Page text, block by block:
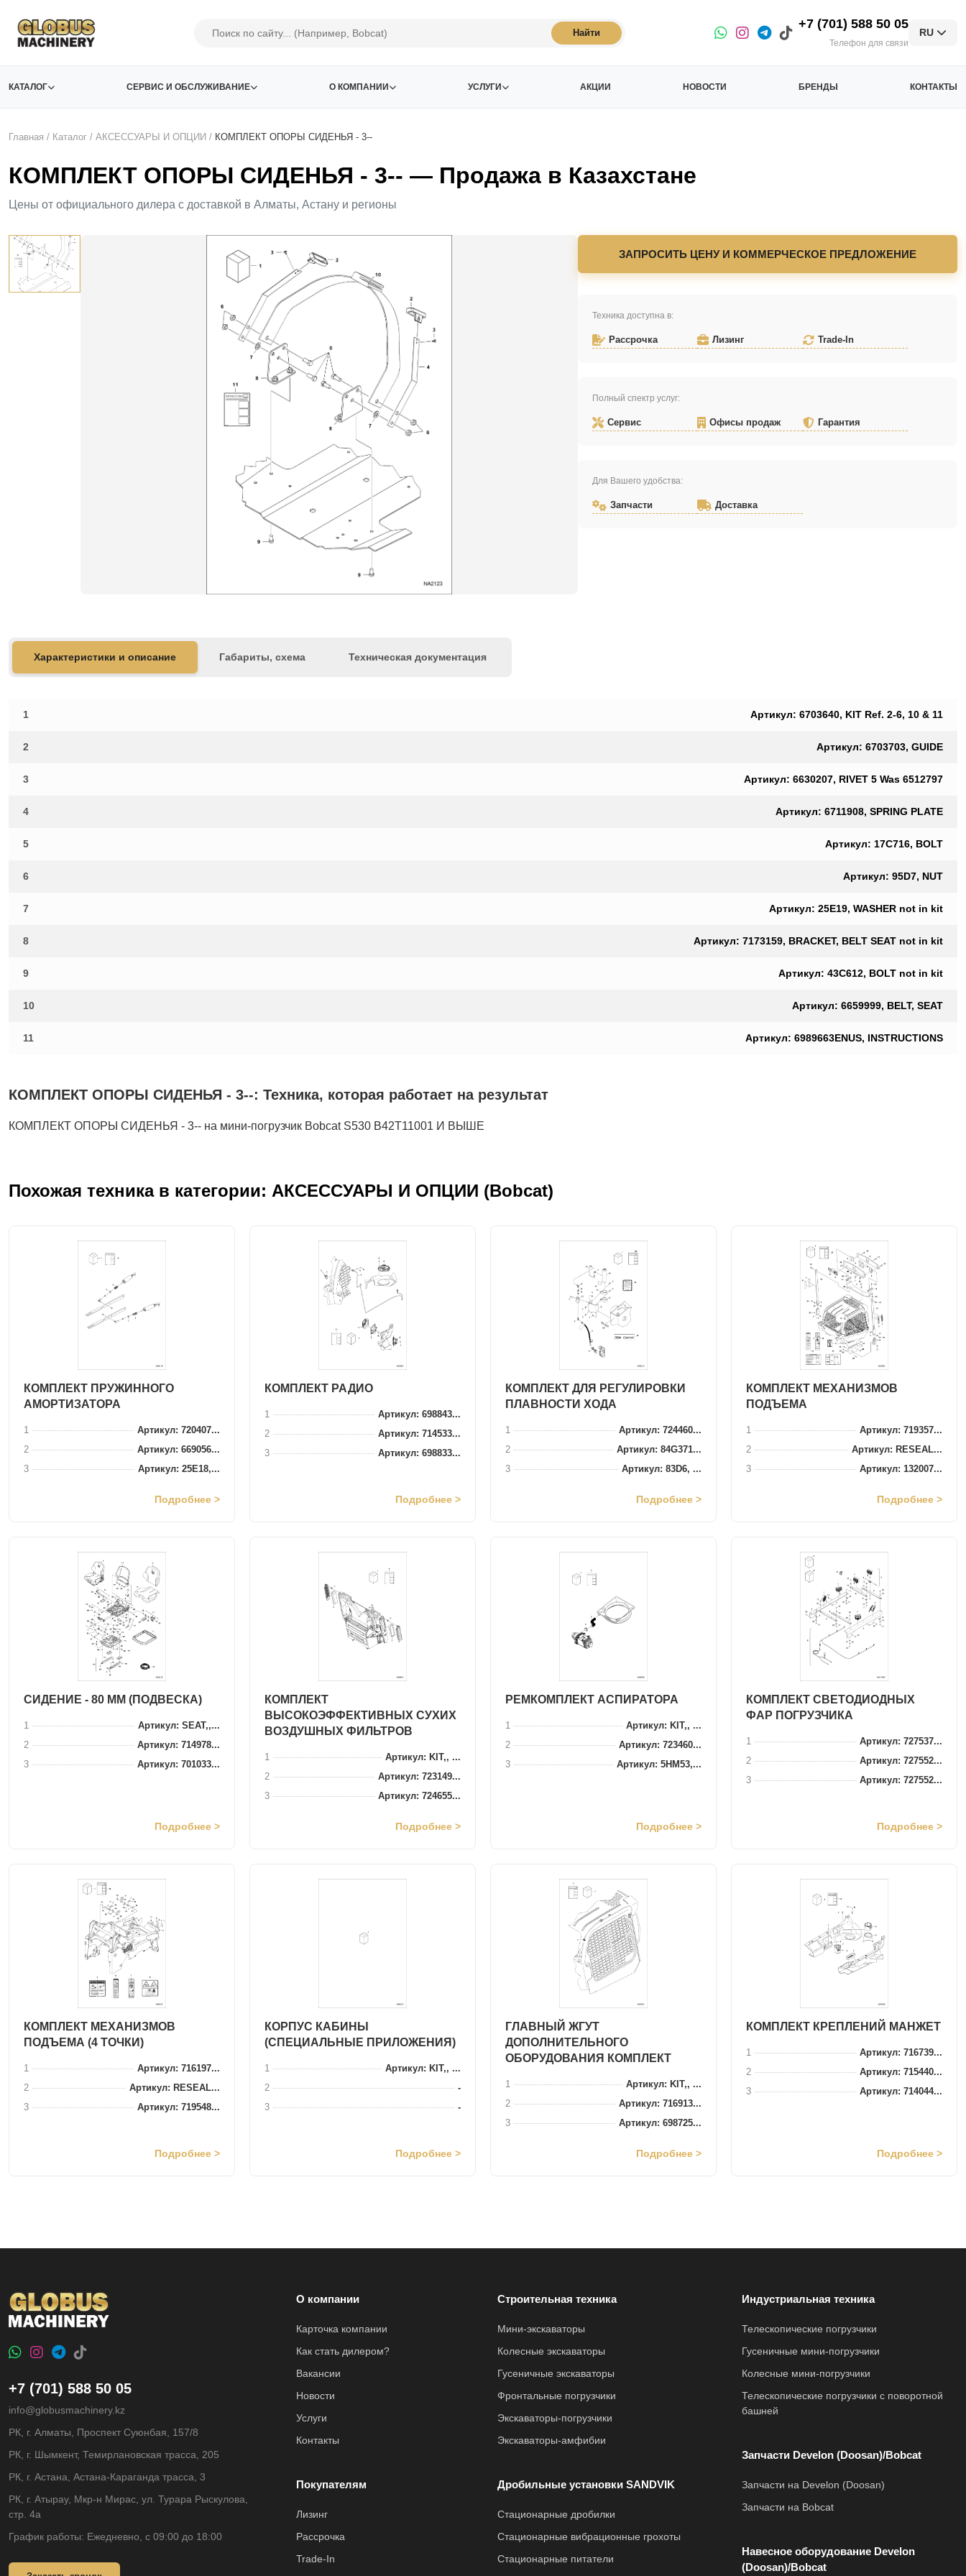
Найти
+7 (701) 588 50 05
Телефон для связи
RU
КАТАЛОГ СЕРВИС И ОБСЛУЖИВАНИЕ О КОМПАНИИ УСЛУГИ АКЦИИ НОВОСТИ БРЕНДЫ КОНТАКТЫ
Главная / Каталог / АКСЕСCУАРЫ И ОПЦИИ / КОМПЛЕКТ ОПОРЫ СИДЕНЬЯ - 3--
КОМПЛЕКТ ОПОРЫ СИДЕНЬЯ - 3-- — Продажа в Казахстане
Цены от официального дилера с доставкой в Алматы, Астану и регионы
ЗАПРОСИТЬ ЦЕНУ И КОММЕРЧЕСКОЕ ПРЕДЛОЖЕНИЕ
Техника доступна в:
Рассрочка Лизинг Trade-In
Полный спектр услуг:
Сервис Офисы продаж Гарантия
Для Вашего удобства:
Запчасти Доставка
Характеристики и описание Габариты, схема Техническая документация
1 Артикул: 6703640, KIT Ref. 2-6, 10 & 11
2 Артикул: 6703703, GUIDE
3 Артикул: 6630207, RIVET 5 Was 6512797
4 Артикул: 6711908, SPRING PLATE
5 Артикул: 17C716, BOLT
6 Артикул: 95D7, NUT
7 Артикул: 25E19, WASHER not in kit
8 Артикул: 7173159, BRACKET, BELT SEAT not in kit
9 Артикул: 43C612, BOLT not in kit
10 Артикул: 6659999, BELT, SEAT
11 Артикул: 6989663ENUS, INSTRUCTIONS
КОМПЛЕКТ ОПОРЫ СИДЕНЬЯ - 3--: Техника, которая работает на результат
КОМПЛЕКТ ОПОРЫ СИДЕНЬЯ - 3-- на мини-погрузчик Bobcat S530 B42T11001 И ВЫШЕ
Похожая техника в категории: АКСЕСCУАРЫ И ОПЦИИ (Bobcat)
КОМПЛЕКТ ПРУЖИННОГО
АМОРТИЗАТОРА
1
Артикул: 720407...
2
Артикул: 669056...
3
Артикул: 25E18,...
Подробнее >
КОМПЛЕКТ РАДИО
1
Артикул: 698843...
2
Артикул: 714533...
3
Артикул: 698833...
Подробнее >
КОМПЛЕКТ ДЛЯ РЕГУЛИРОВКИ
ПЛАВНОСТИ ХОДА
1
Артикул: 724460...
2
Артикул: 84G371...
3
Артикул: 83D6, ...
Подробнее >
КОМПЛЕКТ МЕХАНИЗМОВ
ПОДЪЕМА
1
Артикул: 719357...
2
Артикул: RESEAL...
3
Артикул: 132007...
Подробнее >
СИДЕНИЕ - 80 ММ (ПОДВЕСКА)
1
Артикул: SEAT,,...
2
Артикул: 714978...
3
Артикул: 701033...
Подробнее >
КОМПЛЕКТ
ВЫСОКОЭФФЕКТИВНЫХ СУХИХ
ВОЗДУШНЫХ ФИЛЬТРОВ
1
Артикул: KIT,, ...
2
Артикул: 723149...
3
Артикул: 724655...
Подробнее >
РЕМКОМПЛЕКТ АСПИРАТОРА
1
Артикул: KIT,, ...
2
Артикул: 723460...
3
Артикул: 5HM53,...
Подробнее >
КОМПЛЕКТ СВЕТОДИОДНЫХ
ФАР ПОГРУЗЧИКА
1
Артикул: 727537...
2
Артикул: 727552...
3
Артикул: 727552...
Подробнее >
КОМПЛЕКТ МЕХАНИЗМОВ
ПОДЪЕМА (4 ТОЧКИ)
1
Артикул: 716197...
2
Артикул: RESEAL...
3
Артикул: 719548...
Подробнее >
КОРПУС КАБИНЫ
(СПЕЦИАЛЬНЫЕ ПРИЛОЖЕНИЯ)
1
Артикул: KIT,, ...
2
-
3
-
Подробнее >
ГЛАВНЫЙ ЖГУТ
ДОПОЛНИТЕЛЬНОГО
ОБОРУДОВАНИЯ КОМПЛЕКТ
1
Артикул: KIT,, ...
2
Артикул: 716913...
3
Артикул: 698725...
Подробнее >
КОМПЛЕКТ КРЕПЛЕНИЙ МАНЖЕТ
1
Артикул: 716739...
2
Артикул: 715440...
3
Артикул: 714044...
Подробнее >
+7 (701) 588 50 05
info@globusmachinery.kz
РК, г. Алматы, Проспект Суюнбая, 157/8
РК, г. Шымкент, Темирлановская трасса, 205
РК, г. Астана, Астана-Караганда трасса, 3
РК, г. Атырау, Мкр-н Мирас, ул. Турара Рыскулова,
стр. 4а
График работы: Ежедневно, с 09:00 до 18:00
О компании
Карточка компании
Как стать дилером?
Вакансии
Новости
Услуги
Контакты
Покупателям
Лизинг
Рассрочка
Trade-In
Строительная техника
Мини-экскаваторы
Колесные экскаваторы
Гусеничные экскаваторы
Фронтальные погрузчики
Экскаваторы-погрузчики
Экскаваторы-амфибии
Дробильные установки SANDVIK
Стационарные дробилки
Стационарные вибрационные грохоты
Стационарные питатели
Индустриальная техника
Телескопические погрузчики
Гусеничные мини-погрузчики
Колесные мини-погрузчики
Телескопические погрузчики с поворотной
башней
Запчасти Develon (Doosan)/Bobcat
Запчасти на Develon (Doosan)
Запчасти на Bobcat
Навесное оборудование Develon
(Doosan)/Bobcat